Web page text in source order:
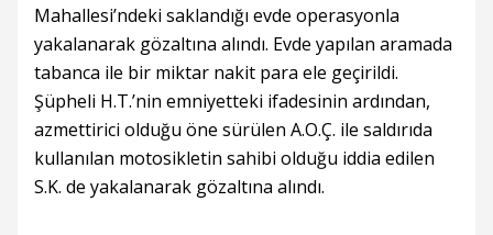
Mahallesi’ndeki saklandığı evde operasyonla
yakalanarak gözaltına alındı. Evde yapılan aramada
tabanca ile bir miktar nakit para ele geçirildi.
Şüpheli H.T.’nin emniyetteki ifadesinin ardından,
azmettirici olduğu öne sürülen A.O.Ç. ile saldırıda
kullanılan motosikletin sahibi olduğu iddia edilen
S.K. de yakalanarak gözaltına alındı.